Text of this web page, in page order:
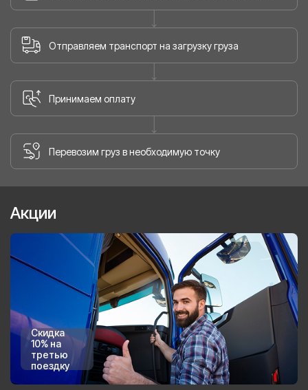
Отправляем транспорт на загрузку груза
Принимаем оплату
Перевозим груз в необходимую точку
Акции
Скидка
10% на
третью
поездку